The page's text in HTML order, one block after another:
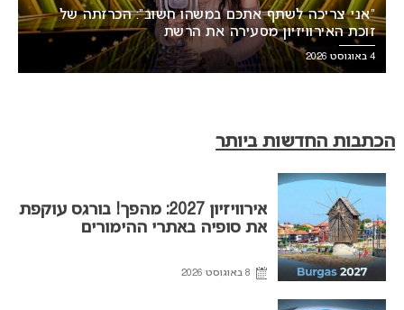
“אני צריכה לשתף אתכם במשהו חשוב”: הכרזתה של
זוכת האירוויזיון מסעירה את הרשת
4 באוגוסט 2026
הכתבות החדשות ביותר
אירוויזיון 2027: מהפך! בורגס עוקפת
את סופיה באתרי ההימורים
8 באוגוסט 2026